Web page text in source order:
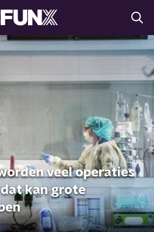
veel operaties
kan grote